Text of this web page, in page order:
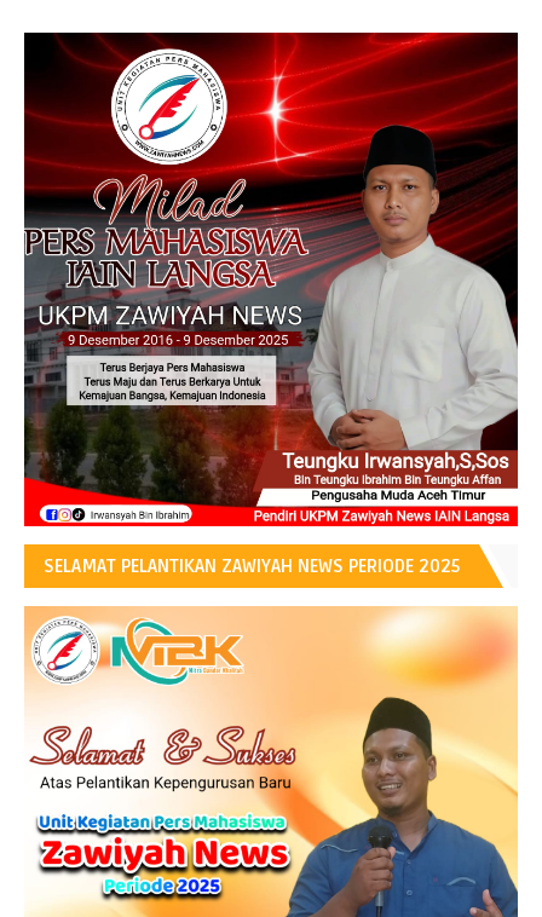
SELAMAT PELANTIKAN ZAWIYAH NEWS PERIODE 2025